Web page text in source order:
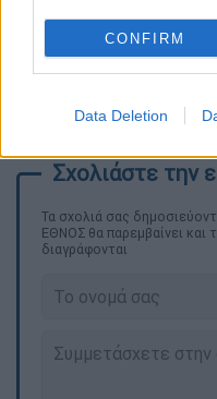
CONFIRM
Data Deletion
σε έναν από τους
το Σάββατο σε μια
να χάνει την
Johnson.
Τα σχολιά σας
ΕΘΝΟΣ θα παρεμβαίνει και
διαγράφονται